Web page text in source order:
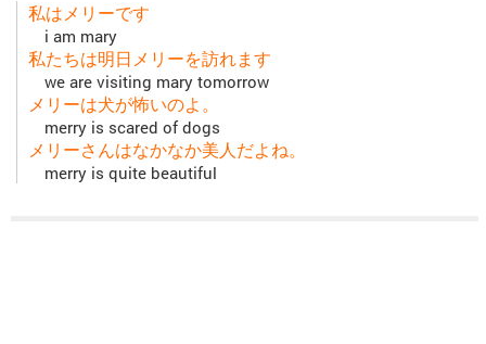
私はメリーです
i am mary
私たちは明日メリーを訪れます
we are visiting mary tomorrow
メリーは犬が怖いのよ。
merry is scared of dogs
メリーさんはなかなか美人だよね。
merry is quite beautiful